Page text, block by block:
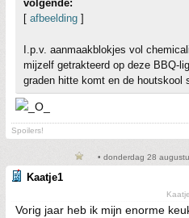
volgende:
[ afbeelding ]
I.p.v. aanmaakblokjes vol
mijzelf getrakteerd op deze BBQ-
graden hitte komt en de houtskool
Spoilers!
• donderdag 28
Kaatje1
Vorig jaar heb ik mijn enorme